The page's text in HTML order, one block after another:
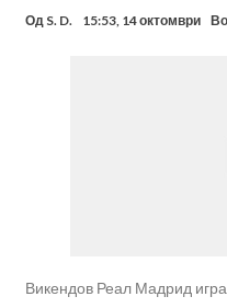
Од S. D. 15:53, 14 октомври
Викендов Реал Мадрид